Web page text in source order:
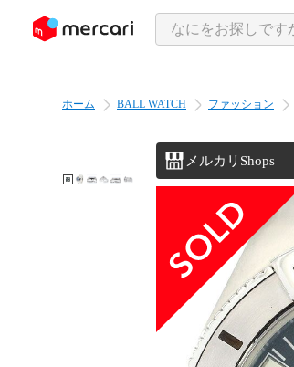
ツにスキップ
ホーム BALL WATCH ファッション
メルカリShops